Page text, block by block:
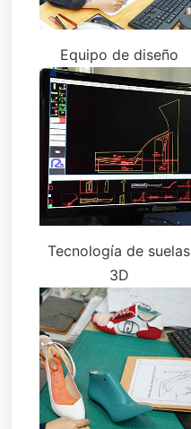
Equipo de diseño
Tecnología de suelas
3D